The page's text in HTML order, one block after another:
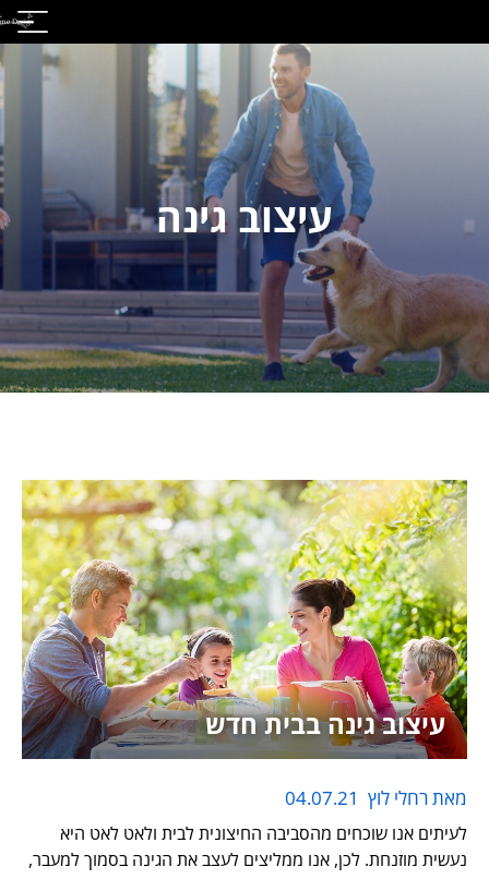
עיצוב גינה
עיצוב גינה בבית חדש
מאת רחלי לוץ 04.07.21
לעיתים אנו שוכחים מהסביבה החיצונית לבית ולאט לאט היא
נעשית מוזנחת. לכן, אנו ממליצים לעצב את הגינה בסמוך למעבר,